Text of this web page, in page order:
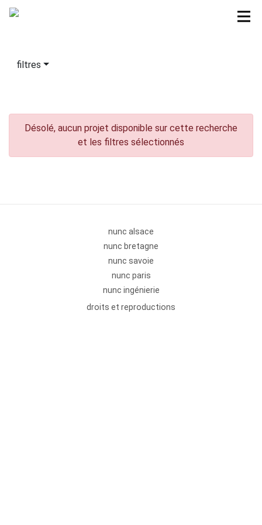
filtres
Désolé, aucun projet disponible sur cette recherche
et les filtres sélectionnés
nunc alsace
nunc bretagne
nunc savoie
nunc paris
nunc ingénierie
droits et reproductions